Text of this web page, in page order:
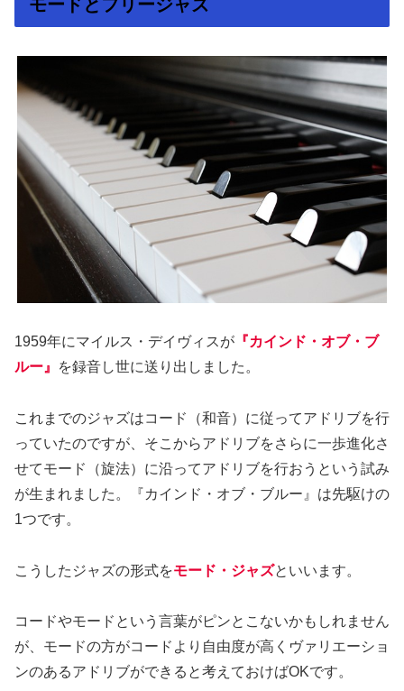
モードとフリージャズ
1959年にマイルス・デイヴィスが 『カインド・オブ・ブ
ルー』
を録音し世に送り出しました。
これまでのジャズはコード（和音）に従ってアドリブを行
っていたのですが、そこからアドリブをさらに一歩進化さ
せてモード（旋法）に沿ってアドリブを行おうという試み
が生まれました。『カインド・オブ・ブルー』は先駆けの
1つです。
こうしたジャズの形式をモード・ジャズといいます。
コードやモードという言葉がピンとこないかもしれません
が、モードの方がコードより自由度が高くヴァリエーショ
ンのあるアドリブができると考えておけばOKです。